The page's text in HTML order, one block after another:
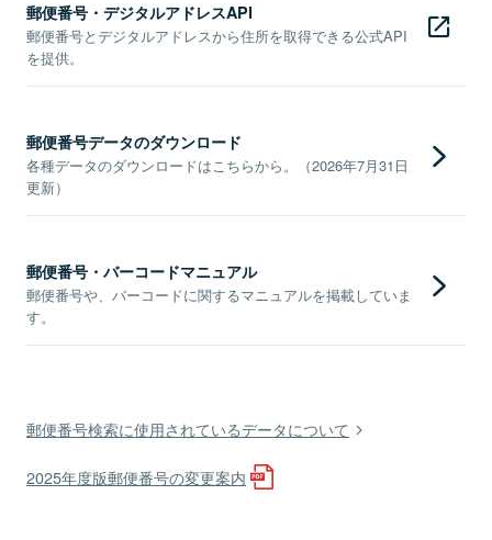
郵便番号・デジタルアドレスAPI
郵便番号とデジタルアドレスから住所を取得できる公式API
を提供。
郵便番号データのダウンロード
各種データのダウンロードはこちらから。（2026年7月31日
更新）
郵便番号・バーコードマニュアル
郵便番号や、バーコードに関するマニュアルを掲載していま
す。
郵便番号検索に使用されているデータについて
2025年度版郵便番号の変更案内